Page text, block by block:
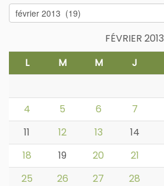
Archives
FÉVRIER 2013
L
M M J
4
5 6 7
11
12 13 14
18
19 20 21
25
26 27 28